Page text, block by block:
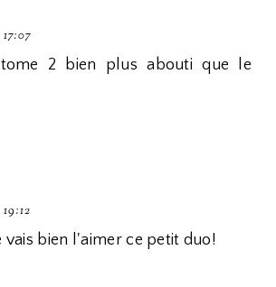
2 bien plus abouti que le
vais bien l'aimer ce petit duo!